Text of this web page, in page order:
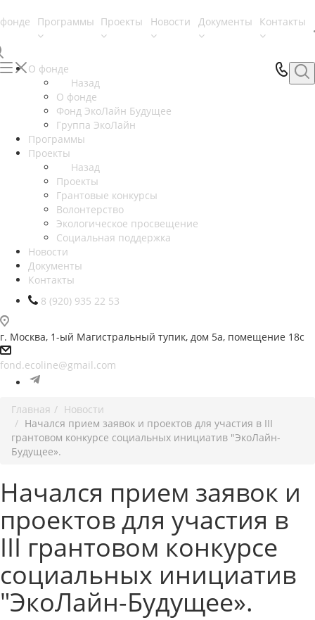
Программы Проекты Новости Документы Контакты
О фонде
Назад
О фонде
Фонд ЭкоЛайн Будущее
Группа ЭкоЛайн
Программы
Проекты
Назад
Проекты
Грантовые конкурсы
Волонтерство
Экологическое просвещение
Социальная поддержка
Новости
Документы
Контакты
8 (920) 935 22 53
г. Москва, 1-ый Магистральный тупик, дом 5а, помещение 18с
fond.ecoline@gmail.com
Главная
Новости
Начался прием заявок и проектов для участия в III
грантовом конкурсе социальных инициатив "ЭкоЛайн-
Будущее».
Начался прием заявок и
проектов для участия в
III грантовом конкурсе
социальных инициатив
"ЭкоЛайн-Будущее».